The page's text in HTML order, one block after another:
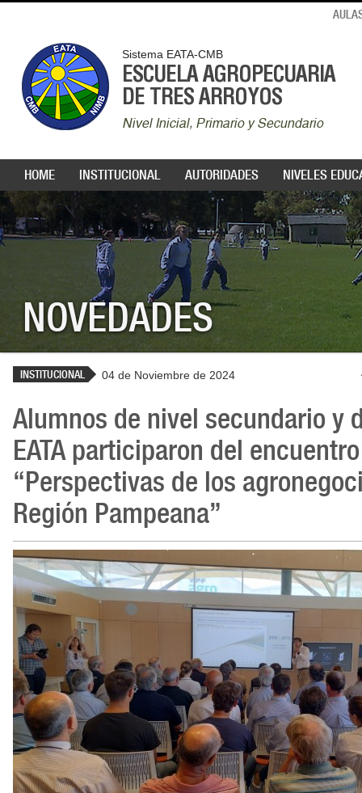
Sistema EATA-CMB
ESCUELA AGROPECUARIA
DE TRES ARROYOS
Nivel Inicial, Primario y Secundario
HOME INSTITUCIONAL AUTORIDADES NIVELES
NOVEDADES
INSTITUCIONAL 04 de Noviembre de 2024
Alumnos de nivel secundario y
EATA participaron del
“Perspectivas de los
Región Pampeana”